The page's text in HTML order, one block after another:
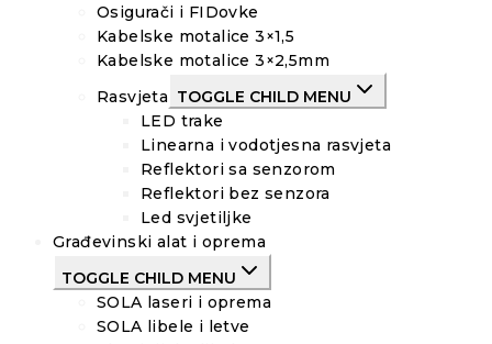
Osigurači i FIDovke
Kabelske motalice 3×1,5
Kabelske motalice 3×2,5mm
Rasvjeta TOGGLE CHILD MENU
LED trake
Linearna i vodotjesna rasvjeta
Reflektori sa senzorom
Reflektori bez senzora
Led svjetiljke
Građevinski alat i oprema
TOGGLE CHILD MENU
SOLA laseri i oprema
SOLA libele i letve